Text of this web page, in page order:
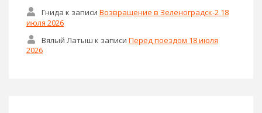
Гнида к записи Возвращение в Зеленоградск-2 18
июля 2026
Вялый Латыш к записи Перед поездом 18 июля
2026